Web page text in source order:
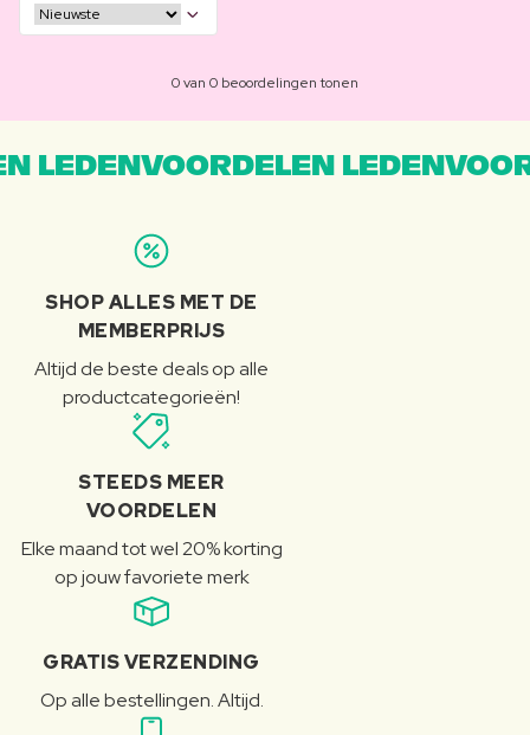
0 van 0 beoordelingen tonen
LEDENVOORDELEN
SHOP ALLES MET DE
MEMBERPRIJS
Altijd de beste deals op alle
productcategorieën!
STEEDS MEER
VOORDELEN
Elke maand tot wel 20% korting
op jouw favoriete merk
GRATIS VERZENDING
Op alle bestellingen. Altijd.